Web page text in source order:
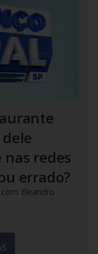
redes
errado?
Eleandro